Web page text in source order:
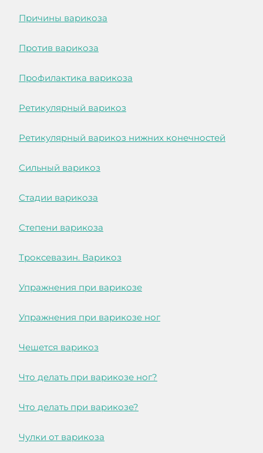
Причины варикоза
Против варикоза
Профилактика варикоза
Ретикулярный варикоз
Ретикулярный варикоз нижних конечностей
Сильный варикоз
Стадии варикоза
Степени варикоза
Троксевазин. Варикоз
Упражнения при варикозе
Упражнения при варикозе ног
Чешется варикоз
Что делать при варикозе ног?
Что делать при варикозе?
Чулки от варикоза